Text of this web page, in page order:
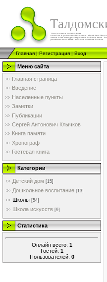
Главная|Регистрация|Вход
Меню сайта
Главная страница
Введение
Населенные пункты
Заметки
Публикации
Сергей Антонович Клычков
Книга памяти
Хронограф
Гостевая книга
Категории
Детский дом [15]
Дошкольное воспитание [13]
Школы [54]
Школа искусств [9]
Статистика
Онлайн всего: 1
Гостей: 1
Пользователей: 0